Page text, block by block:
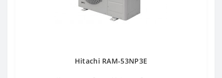
Hitachi RAM-53NP3E